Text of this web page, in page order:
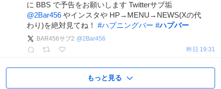
に BBS で予告をお願いします Twitterサブ垢
@2Bar456 やインスタや HP→MENU→NEWS(Xの代
わり)を絶対見てね！ #ハプニングバー #ハプバー
BAR456サブ2 @2Bar456
昨日 19:31
もっと見る